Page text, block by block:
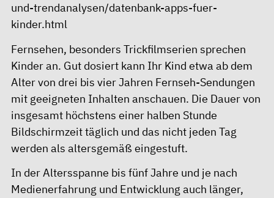
und-trendanalysen/datenbank-apps-fuer-
kinder.html
Fernsehen, besonders Trickfilmserien sprechen
Kinder an. Gut dosiert kann Ihr Kind etwa ab dem
Alter von drei bis vier Jahren Fernseh-Sendungen
mit geeigneten Inhalten anschauen. Die Dauer von
insgesamt höchstens einer halben Stunde
Bildschirmzeit täglich und das nicht jeden Tag
werden als altersgemäß eingestuft.
In der Altersspanne bis fünf Jahre und je nach
Medienerfahrung und Entwicklung auch länger,